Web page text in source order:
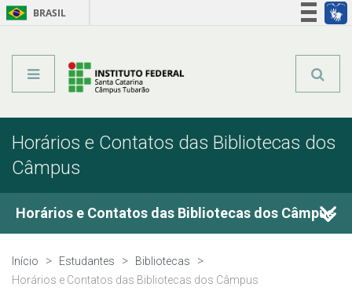
BRASIL
Horários e Contatos das Bibliotecas dos
Câmpus
Horários e Contatos das Bibliotecas dos Câmpus
Acervo Virtual
Início Estudantes
Bibliotecas
Horários e Contatos das Bibliotecas dos Câmpus